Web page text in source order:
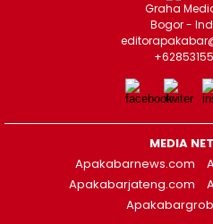
Graha
Bogor -
MEDIA
Apakabarnews.com
Apakabarjateng.com